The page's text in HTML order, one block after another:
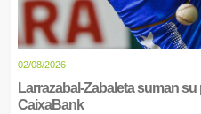
02/08/2026
Larrazabal-Zabaleta suman
CaixaBank